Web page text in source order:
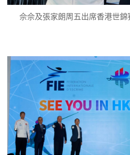
佘佘及張家朗周五出席香港世